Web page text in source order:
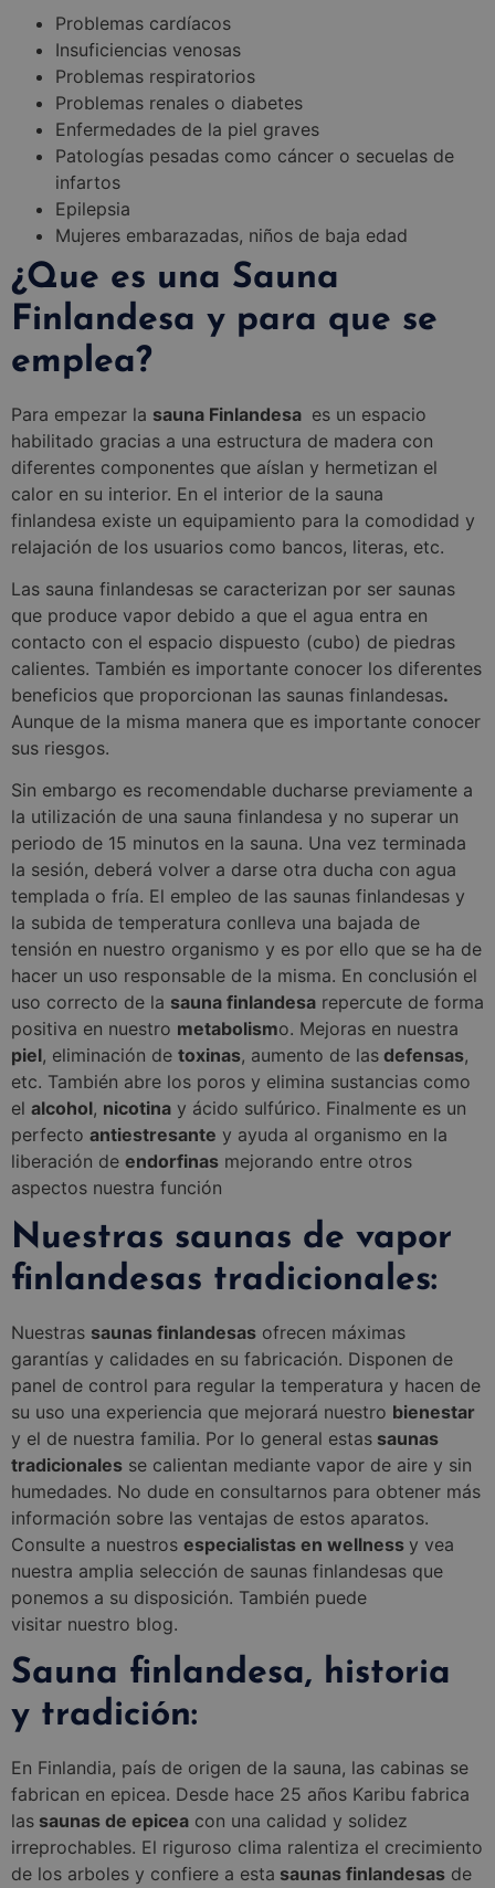
Problemas cardíacos
Insuficiencias venosas
Problemas respiratorios
Problemas renales o diabetes
Enfermedades de la piel graves
Patologías pesadas como cáncer o secuelas de
infartos
Epilepsia
Mujeres embarazadas, niños de baja edad
¿Que es una Sauna
Finlandesa y para que se
emplea?
Para empezar la sauna Finlandesa es un espacio
habilitado gracias a una estructura de madera con
diferentes componentes que aíslan y hermetizan el
calor en su interior. En el interior de la sauna
finlandesa existe un equipamiento para la comodidad y
relajación de los usuarios como bancos, literas, etc.
Las sauna finlandesas se caracterizan por ser saunas
que produce vapor debido a que el agua entra en
contacto con el espacio dispuesto (cubo) de piedras
calientes. También es importante conocer los diferentes
beneficios que proporcionan las saunas finlandesas.
Aunque de la misma manera que es importante conocer
sus riesgos.
Sin embargo es recomendable ducharse previamente a
la utilización de una sauna finlandesa y no superar un
periodo de 15 minutos en la sauna. Una vez terminada
la sesión, deberá volver a darse otra ducha con agua
templada o fría. El empleo de las saunas finlandesas y
la subida de temperatura conlleva una bajada de
tensión en nuestro organismo y es por ello que se ha de
hacer un uso responsable de la misma. En conclusión el
uso correcto de la sauna finlandesa repercute de forma
positiva en nuestro metabolismo. Mejoras en nuestra
piel, eliminación de toxinas, aumento de las defensas,
etc. También abre los poros y elimina sustancias como
el alcohol, nicotina y ácido sulfúrico. Finalmente es un
perfecto antiestresante y ayuda al organismo en la
liberación de endorfinas mejorando entre otros
aspectos nuestra función
Nuestras saunas de vapor
finlandesas tradicionales:
Nuestras saunas finlandesas ofrecen máximas
garantías y calidades en su fabricación. Disponen de
panel de control para regular la temperatura y hacen de
su uso una experiencia que mejorará nuestro bienestar
y el de nuestra familia. Por lo general estas saunas
tradicionales se calientan mediante vapor de aire y sin
humedades. No dude en consultarnos para obtener más
información sobre las ventajas de estos aparatos.
Consulte a nuestros especialistas en wellness y vea
nuestra amplia selección de saunas finlandesas que
ponemos a su disposición. También puede
visitar nuestro blog.
Sauna finlandesa, historia
y tradición:
En Finlandia, país de origen de la sauna, las cabinas se
fabrican en epicea. Desde hace 25 años Karibu fabrica
las saunas de epicea con una calidad y solidez
irreprochables. El riguroso clima ralentiza el crecimiento
de los arboles y confiere a esta saunas finlandesas de